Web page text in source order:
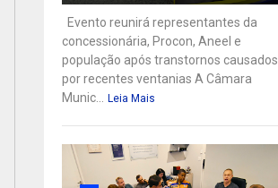
Evento reunirá representantes da
concessionária, Procon, Aneel e
população após transtornos causados
por recentes ventanias A Câmara
Munic...
Leia Mais